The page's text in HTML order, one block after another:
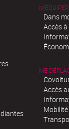
M'ÉQUIPER
Dans
Accès
ME
Accès